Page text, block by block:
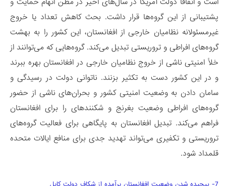
پشتیبانی از این گروه‌ها قرار داشت. بحث کاهش تعداد یا خروج
غیرمسئولانه نظامیان خارجی از افغانستان، این کشور را به بهشت
گروه‌های افراطی و تروریستی تبدیل می‌‏کند. گروه‌هایی که می‌توانند از
خلأ امنیتی ناشی از خروج نظامیان خارجی در افغانستان بهره ببرند
و در این کشور دست به تکثیر بزنند. ناتوانی دولت در رسیدگی و
سامان دادن به وضعیت امنیتی کشور و بحران‏‌های ناشی از حضور
گروه‌های افراطی وضعیت بغرنج و شکننده­ای را برای افغانستان
فراهم می­‌کند. تبدیل افغانستان به پایگاهی برای فعالیت گروه‌های
تروریستی و تکفیری می­‌تواند تهدید جدی برای منافع ایالات متحده
قلمداد شود.
7- پیچیده شدن وضعیت افغانستان برآمده از شکاف دولت کابل